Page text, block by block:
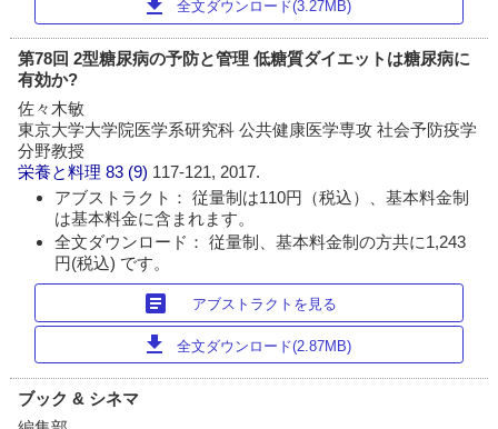
全文ダウンロード(3.27MB)
第78回 2型糖尿病の予防と管理 低糖質ダイエットは糖尿病に
有効か?
佐々木敏
東京大学大学院医学系研究科 公共健康医学専攻 社会予防疫学
分野教授
栄養と料理 83 (9) 117-121, 2017.
アブストラクト： 従量制は110円（税込）、基本料金制
は基本料金に含まれます。
全文ダウンロード： 従量制、基本料金制の方共に1,243
円(税込) です。
article アブストラクトを見る
download 全文ダウンロード(2.87MB)
ブック & シネマ